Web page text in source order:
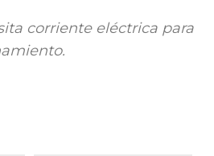
corriente eléctrica para